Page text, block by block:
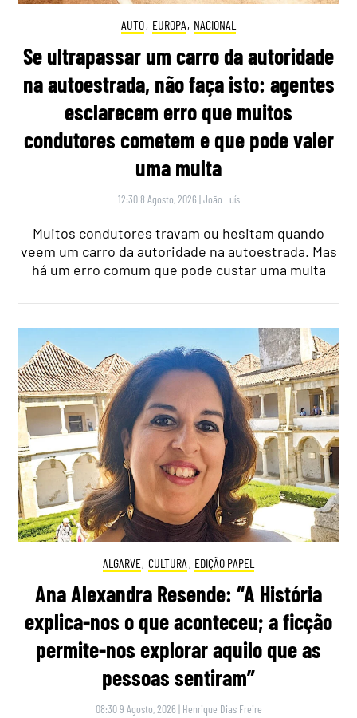
AUTO, EUROPA, NACIONAL
Se ultrapassar um carro da autoridade
na autoestrada, não faça isto: agentes
esclarecem erro que muitos
condutores cometem e que pode valer
uma multa
12:30 8 Agosto, 2026 |João Luís
Muitos condutores travam ou hesitam quando
veem um carro da autoridade na autoestrada. Mas
há um erro comum que pode custar uma multa
ALGARVE, CULTURA , EDIÇÃO PAPEL
Ana Alexandra Resende: “A História
explica-nos o que aconteceu; a ficção
permite-nos explorar aquilo que as
pessoas sentiram”
08:30 9 Agosto, 2026 | Henrique Dias Freire